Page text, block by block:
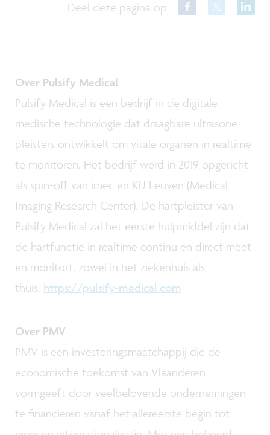
Deel deze pagina op
Over Pulsify Medical
Pulsify Medical is een bedrijf in de digitale
medische technologie dat draagbare ultrasone
pleisters ontwikkelt om vitale organen in realtime
te monitoren. Het bedrijf werd in 2019 opgericht
als spin-off van imec en KU Leuven (Medical
Imaging Research Center). De hartpleister van
Pulsify Medical zal het eerste hulpmiddel zijn dat
de hartfunctie in realtime continu en direct meet
en monitort, zowel in het ziekenhuis als
thuis. https://pulsify-medical.com
Over PMV
PMV is een investeringsmaatchappij die de
economische toekomst van Vlaanderen
vormgeeft door veelbelovende ondernemingen
te financieren vanaf het allereerste begin tot